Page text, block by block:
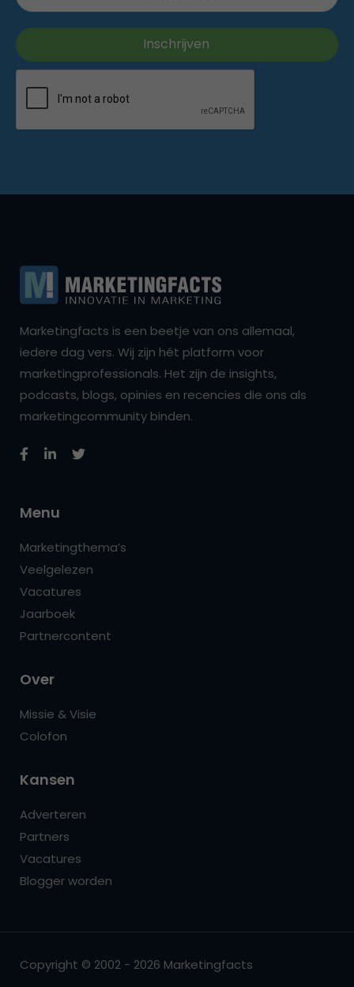
Marketingfacts is een beetje van ons allemaal,
iedere dag vers. Wij zijn hét platform voor
marketingprofessionals. Het zijn de insights,
podcasts, blogs, opinies en recencies die ons als
marketingcommunity binden.
Menu
Marketingthema’s
Veelgelezen
Vacatures
Jaarboek
Partnercontent
Over
Missie & Visie
Colofon
Kansen
Adverteren
Partners
Vacatures
Blogger worden
Copyright © 2002 - 2026 Marketingfacts